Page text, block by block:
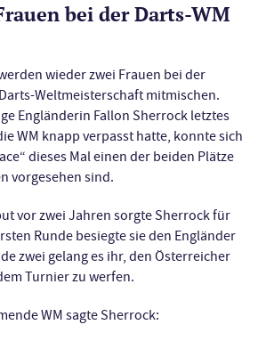
bei der Darts-WM
wieder zwei Frauen bei der
Weltmeisterschaft mitmischen.
Engländerin Fallon Sherrock letztes
WM knapp verpasst hatte, konnte sich
dieses Mal einen der beiden Plätze
vorgesehen sind.
vor zwei Jahren sorgte Sherrock für
Runde besiegte sie den Engländer
zwei gelang es ihr, den Österreicher
Turnier zu werfen.
WM sagte Sherrock: